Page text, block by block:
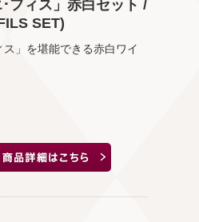
フィス」赤白セット /
SET)
ス」を堪能できる赤白ワイ